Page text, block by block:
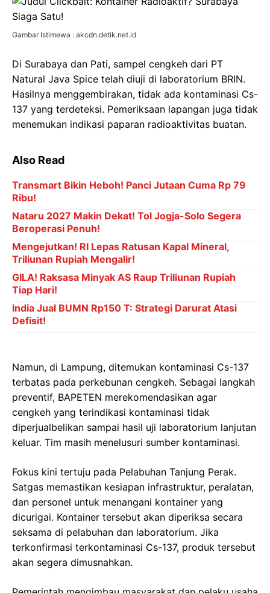
Gambar Istimewa : akcdn.detik.net.id
Di Surabaya dan Pati, sampel cengkeh dari PT
Natural Java Spice telah diuji di laboratorium BRIN.
Hasilnya menggembirakan, tidak ada kontaminasi Cs-
137 yang terdeteksi. Pemeriksaan lapangan juga tidak
menemukan indikasi paparan radioaktivitas buatan.
Also Read
Transmart Bikin Heboh! Panci Jutaan Cuma Rp 79
Ribu!
Nataru 2027 Makin Dekat! Tol Jogja-Solo Segera
Beroperasi Penuh!
Mengejutkan! RI Lepas Ratusan Kapal Mineral,
Triliunan Rupiah Mengalir!
GILA! Raksasa Minyak AS Raup Triliunan Rupiah
Tiap Hari!
India Jual BUMN Rp150 T: Strategi Darurat Atasi
Defisit!
Namun, di Lampung, ditemukan kontaminasi Cs-137
terbatas pada perkebunan cengkeh. Sebagai langkah
preventif, BAPETEN merekomendasikan agar
cengkeh yang terindikasi kontaminasi tidak
diperjualbelikan sampai hasil uji laboratorium lanjutan
keluar. Tim masih menelusuri sumber kontaminasi.
Fokus kini tertuju pada Pelabuhan Tanjung Perak.
Satgas memastikan kesiapan infrastruktur, peralatan,
dan personel untuk menangani kontainer yang
dicurigai. Kontainer tersebut akan diperiksa secara
seksama di pelabuhan dan laboratorium. Jika
terkonfirmasi terkontaminasi Cs-137, produk tersebut
akan segera dimusnahkan.